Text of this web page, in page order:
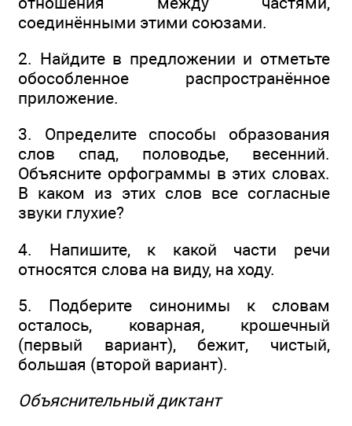
соединёнными этими союзами.
2. Найдите в предложении и отметьте
обособленное распространённое
приложение.
3. Определите способы образования
слов спад, половодье, весенний.
Объясните орфограммы в этих словах.
В каком из этих слов все согласные
звуки глухие?
4. Напишите, к какой части речи
относятся слова на виду, на ходу.
5. Подберите синонимы к словам
осталось, коварная, крошечный
(первый вариант), бежит, чистый,
большая (второй вариант).
Объяснительный диктант